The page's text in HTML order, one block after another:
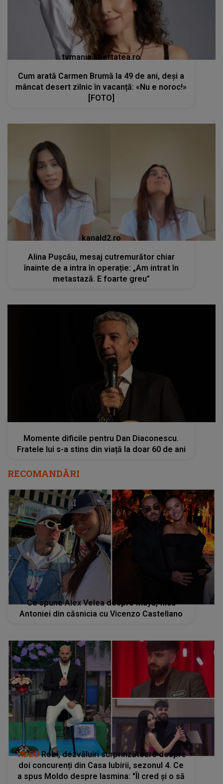
tvmania.libertatea.ro
Cum arată Carmen Brumă la 49 de ani, deși a
mâncat desert zilnic în vacanță: «Nu e noroc!»
[FOTO]
kanald2.ro
Alina Pușcău, mesaj cutremurător chiar
înainte de a intra în operație: „Am intrat în
metastază. E foarte greu”
kanald2.ro
Momente dificile pentru Dan Diaconescu.
Fratele lui s-a stins din viață la doar 60 de ani
RECOMANDĂRI
Ce spune Alex Velea despre Maya, fiica
Antoniei din căsnicia cu Vicenzo Castellano
VIDEORobi, dezvăluiri surprinzătoare despre
doi concurenți din Casa Iubirii, sezonul 4. Ce
a spus Moldo despre Iasmina: "Îl cred și o să